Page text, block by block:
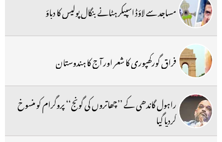
مساجد سے لاؤڈ اسپیکر ہٹانے بنگال پولیس کا دباؤ
فراق گورکھپوری کا شعر اور آج کا ہندوستان
راہول گاندھی کے ’’چھاتروں کی گونج‘‘ پروگرام کو منسوخ
کردیا گیا